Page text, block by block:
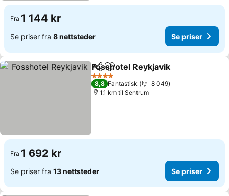
Fra 1 144 kr
Se priser fra 8 nettsteder Se priser
Del Legg til i favoritter
Fosshotel Reykjavik
4 Stjerner
8,8 Fantastisk
8 049
1.1 km til Sentrum
Fra 1 692 kr
Se priser fra 13 nettsteder Se priser